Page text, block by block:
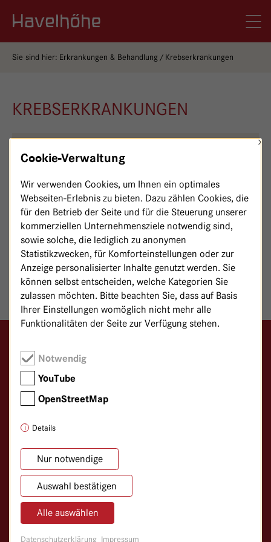
Sie sind hier: Erkrankungen & Behandlung Krebserkrankungen
KREBSERKRANKUNGEN
Brustkrebs
Darmkrebs
Bauchspeicheldrüsenkrebs
Krebserkrankungen des weiblichen Unterleibs
Magenkrebs
Logo GKH Havelhöhe
Gemeinschaftskrankenhaus Havelhöhe
Klinik für Anthroposophische Medizin
Kladower Damm 221
14089 Berlin
030/365 01–0
030/365 01–366
info@havelhoehe.de
Lageplan
Cookie-Verwaltung
×
Wir verwenden Cookies, um Ihnen ein optimales
Webseiten-Erlebnis zu bieten. Dazu zählen Cookies, die
für den Betrieb der Seite und für die Steuerung unserer
kommerziellen Unternehmensziele notwendig sind,
sowie solche, die lediglich zu anonymen
Statistikzwecken, für Komforteinstellungen oder zur
Anzeige personalisierter Inhalte genutzt werden. Sie
können selbst entscheiden, welche Kategorien Sie
zulassen möchten. Bitte beachten Sie, dass auf Basis
Ihrer Einstellungen womöglich nicht mehr alle
Funktionalitäten der Seite zur Verfügung stehen.
Notwendig
YouTube
OpenStreetMap
Details
Nur notwendige
Auswahl bestätigen
Alle auswählen
Datenschutzerklärung Impressum